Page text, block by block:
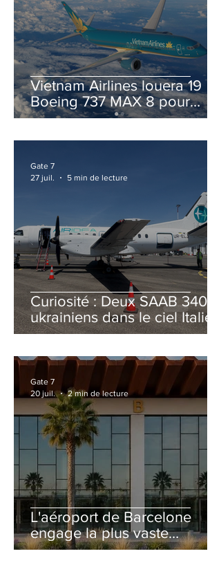
Vietnam Airlines louera 19
Boeing 737 MAX 8 pour
accélérer la modernisation
Curiosité : Deux SAAB 340B
ukrainiens dans le ciel Italien
cet été
Gate 7
27 juil.
5 min de lecture
L'aéroport de Barcelone
engage la plus vaste
rénovation de son Terminal
Gate 7
20 juil.
2 min de lecture